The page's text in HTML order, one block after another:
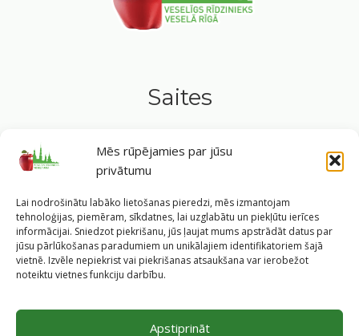
Mēs rūpējamies par jūsu
privātumu
Lai nodrošinātu labāko lietošanas pieredzi, mēs izmantojam
tehnoloģijas, piemēram, sīkdatnes, lai uzglabātu un piekļūtu ierīces
informācijai. Sniedzot piekrišanu, jūs ļaujat mums apstrādāt datus par
jūsu pārlūkošanas paradumiem un unikālajiem identifikatoriem šajā
vietnē. Izvēle nepiekrist vai piekrišanas atsaukšana var ierobežot
noteiktu vietnes funkciju darbību.
Apstiprināt
Saites
Sīkdatņu politika
Seko mums
Tavs ceļvedis veselīgā dzīvesveidā Rīgas sirdī.